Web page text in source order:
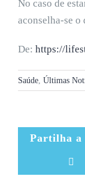
No caso de
aconselha-se
De: https://
Saúde Últimas
Partilha a